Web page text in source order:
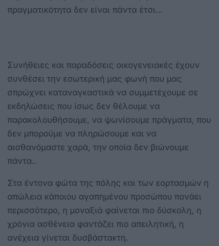
πραγματικότητα δεν είναι πάντα έτσι...
Συνήθειες και παραδόσεις οικογενειακές έχουν
συνθέσει την εσωτερική μας φωνή που μας
σπρώχνει καταναγκαστικά να συμμετέχουμε σε
εκδηλώσεις που ίσως δεν θέλουμε να
παρακολουθήσουμε, να ψωνίσουμε πράγματα, που
δεν μπορούμε να πληρώσουμε και να
αισθανόμαστε χαρά, την οποία δεν βιώνουμε
πάντα..
Στα έντονα φώτα της πόλης και των εορτασμών η
απώλεια κάποιου αγαπημένου προσώπου πονάει
περισσότερο, η μοναξιά φαίνεται πιο δύσκολη, η
χρόνια ασθένεια φαντάζει πιο απειλητική, η
ανέχεια γίνεται δυσβάστακτη.